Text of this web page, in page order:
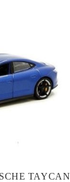
TAYCAN